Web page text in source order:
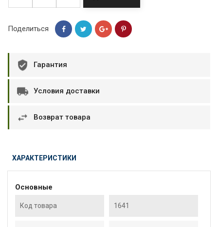
Поделиться
Гарантия
Условия доставки
Возврат товара
ХАРАКТЕРИСТИКИ
Основные
Код товара 1641